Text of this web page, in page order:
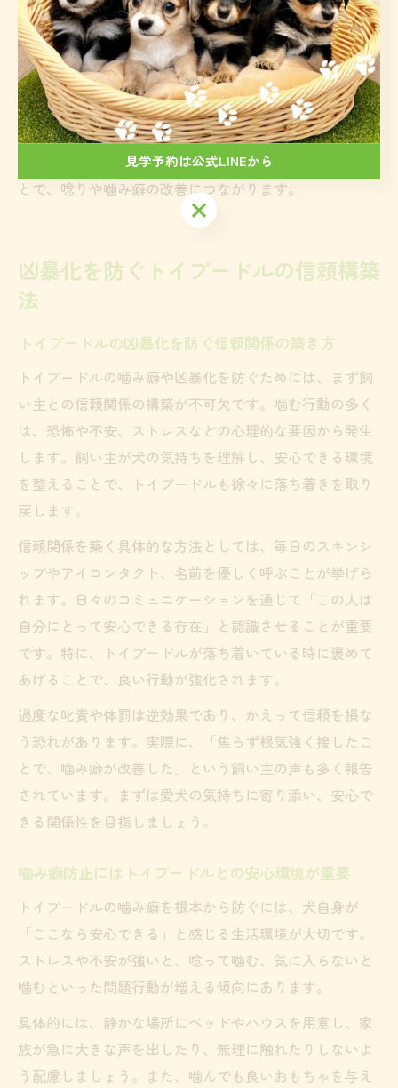
りない場合、エネルギーを発散できずにストレスが溜ま
りがちです。飼い主とのふれあいが少ないと、信頼関係
が築けず唸りやすくなります。
ストレス対策としては、毎日一定の時間を散歩や遊びに
充て、噛んでも良いおもちゃを活用するのが有効です。
愛犬の生活リズムを整え、安心できる空間を用意するこ
とで、唸りや噛み癖の改善につながります。
凶暴化を防ぐトイプードルの信頼構築
法
トイプードルの凶暴化を防ぐ信頼関係の築き方
トイプードルの噛み癖や凶暴化を防ぐためには、まず飼
い主との信頼関係の構築が不可欠です。噛む行動の多く
は、恐怖や不安、ストレスなどの心理的な要因から発生
します。飼い主が犬の気持ちを理解し、安心できる環境
を整えることで、トイプードルも徐々に落ち着きを取り
戻します。
信頼関係を築く具体的な方法としては、毎日のスキンシ
ップやアイコンタクト、名前を優しく呼ぶことが挙げら
れます。日々のコミュニケーションを通じて「この人は
自分にとって安心できる存在」と認識させることが重要
です。特に、トイプードルが落ち着いている時に褒めて
あげることで、良い行動が強化されます。
過度な叱責や体罰は逆効果であり、かえって信頼を損な
う恐れがあります。実際に、「焦らず根気強く接したこ
とで、噛み癖が改善した」という飼い主の声も多く報告
されています。まずは愛犬の気持ちに寄り添い、安心で
きる関係性を目指しましょう。
噛み癖防止にはトイプードルとの安心環境が重要
トイプードルの噛み癖を根本から防ぐには、犬自身が
「ここなら安心できる」と感じる生活環境が大切です。
ストレスや不安が強いと、唸って噛む、気に入らないと
噛むといった問題行動が増える傾向にあります。
具体的には、静かな場所にベッドやハウスを用意し、家
族が急に大きな声を出したり、無理に触れたりしないよ
う配慮しましょう。また、噛んでも良いおもちゃを与え
見学予約は公式LINEから
見学予約は公式LINEから